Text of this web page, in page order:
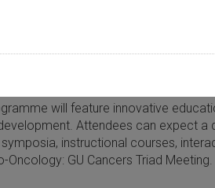
internationally diverse group of
industry partners in a collegial
research, and explore the latest
around the world.
will feature innovative
Attendees can expect a
instructional courses,
GU Cancers Triad Meeting.